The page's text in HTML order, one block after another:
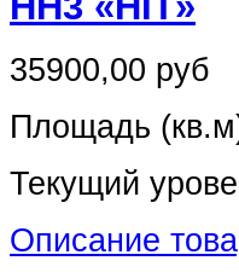
35900,00 руб
Площадь
Текущий
Описание